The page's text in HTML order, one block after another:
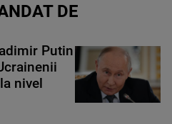
DE
Putin
nivel